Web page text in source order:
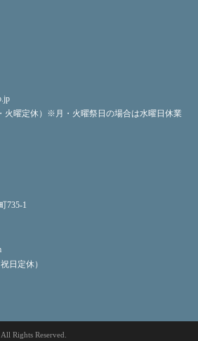
火曜定休）※月・火曜祭日の場合は水曜日休業
735-1
日定休）
Rights Reserved.